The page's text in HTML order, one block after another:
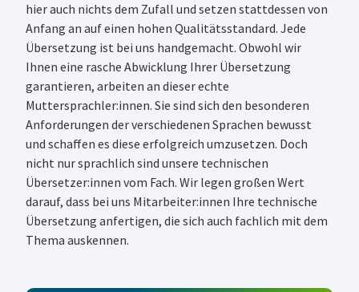
hier auch nichts dem Zufall und setzen stattdessen von
Anfang an auf einen hohen Qualitätsstandard. Jede
Übersetzung ist bei uns handgemacht. Obwohl wir
Ihnen eine rasche Abwicklung Ihrer Übersetzung
garantieren, arbeiten an dieser echte
Muttersprachler:innen. Sie sind sich den besonderen
Anforderungen der verschiedenen Sprachen bewusst
und schaffen es diese erfolgreich umzusetzen. Doch
nicht nur sprachlich sind unsere technischen
Übersetzer:innen vom Fach. Wir legen großen Wert
darauf, dass bei uns Mitarbeiter:innen Ihre technische
Übersetzung anfertigen, die sich auch fachlich mit dem
Thema auskennen.